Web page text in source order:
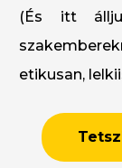
(És itt
etikusan,